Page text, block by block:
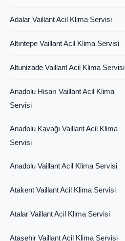
Adalar Vaillant Acil Klima Servisi
Altıntepe Vaillant Acil Klima Servisi
Altunizade Vaillant Acil Klima Servisi
Anadolu Hisarı Vaillant Acil Klima
Servisi
Anadolu Kavağı Vaillant Acil Klima
Servisi
Anadolu Vaillant Acil Klima Servisi
Atakent Vaillant Acil Klima Servisi
Atalar Vaillant Acil Klima Servisi
Ataşehir Vaillant Acil Klima Servisi